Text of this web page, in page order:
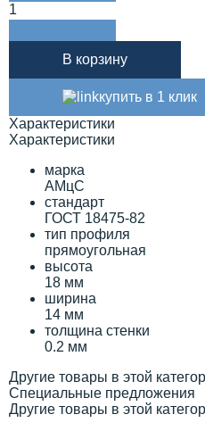
1
В корзину
купить в 1 клик
Характеристики
Характеристики
марка
АМцС
стандарт
ГОСТ 18475-82
тип профиля
прямоугольная
высота
18 мм
ширина
14 мм
толщина стенки
0.2 мм
Другие товары в этой
Специальные предложения
Другие товары в этой